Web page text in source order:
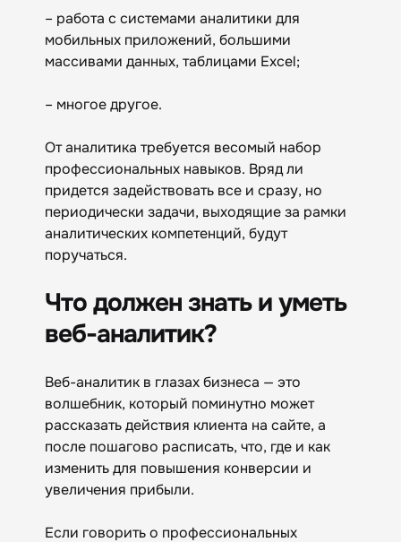
– работа с системами аналитики для
мобильных приложений, большими
массивами данных, таблицами Excel;
– многое другое.
От аналитика требуется весомый набор
профессиональных навыков. Вряд ли
придется задействовать все и сразу, но
периодически задачи, выходящие за рамки
аналитических компетенций, будут
поручаться.
Что должен знать и уметь
веб-аналитик?
Веб-аналитик в глазах бизнеса — это
волшебник, который поминутно может
рассказать действия клиента на сайте, а
после пошагово расписать, что, где и как
изменить для повышения конверсии и
увеличения прибыли.
Если говорить о профессиональных